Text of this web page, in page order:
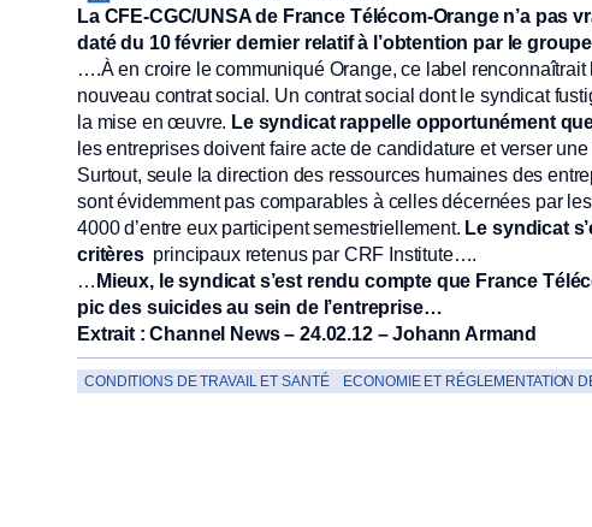
La CFE-CGC/UNSA de France Télécom-Orange n’a pas
daté du 10 février dernier relatif à l’obtention par le
….À en croire le communiqué Orange, ce label
nouveau contrat social. Un contrat social dont le syndicat
la mise en œuvre. Le syndicat rappelle opportunément
les entreprises doivent faire acte de candidature et verser
Surtout, seule la direction des ressources humaines des
sont évidemment pas comparables à celles décernées par
4000 d’entre eux participent semestriellement. Le syndicat
critères principaux retenus par CRF Institute….
… Mieux, le syndicat s’est rendu compte que France
pic des suicides au sein de l’entreprise…
Extrait : Channel News – 24.02.12 – Johann Armand
CONDITIONS DE TRAVAIL ET SANTÉ ECONOMIE ET RÉGLEMENTATION